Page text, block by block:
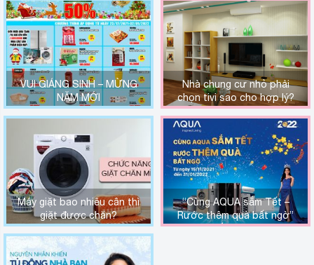
VUI GIÁNG SINH – MỪNG
NĂM MỚI
Nhà chung cư nhỏ phải
chọn tivi sao cho hợp lý?
Máy giặt bao nhiêu cân thì
giặt được chăn?
“Cùng AQUA sắm Tết –
Rước thêm quà bất ngờ”
khi mua sắm tại Long Bình